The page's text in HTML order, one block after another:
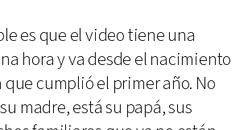
es que el video tiene una
hora y va desde el nacimiento
que cumplió el primer año. No
madre, está su papá, sus